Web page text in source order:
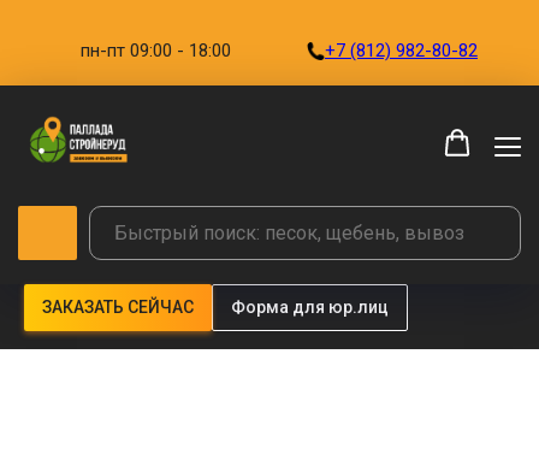
пн-пт 09:00 - 18:00 +7 (812) 982-80-82
ЗАКАЗАТЬ СЕЙЧАС Форма для юр.лиц